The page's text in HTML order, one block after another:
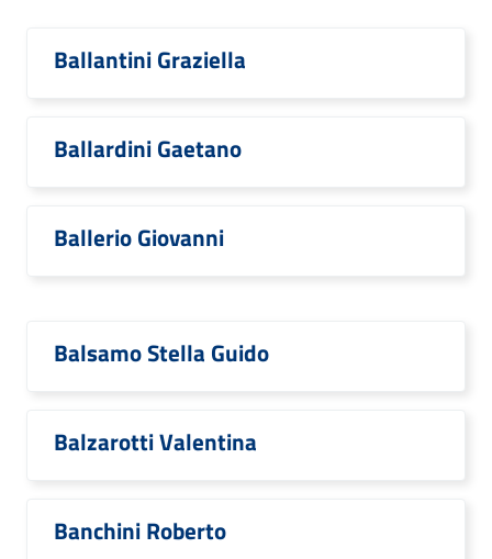
Ballantini Graziella
Ballardini Gaetano
Ballerio Giovanni
Balsamo Stella Guido
Balzarotti Valentina
Banchini Roberto